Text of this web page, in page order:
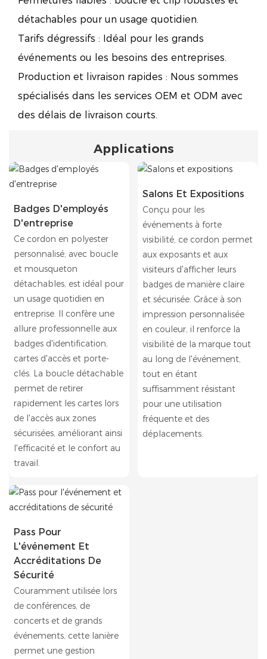
détachables pour un usage quotidien.
Tarifs dégressifs : Idéal pour les grands
événements ou les besoins des entreprises.
Production et livraison rapides : Nous sommes
spécialisés dans les services OEM et ODM avec
des délais de livraison courts.
Applications
Badges D'employés
D'entreprise
Ce cordon en polyester
personnalisé, avec boucle
et mousqueton
détachables, est idéal pour
un usage quotidien en
entreprise. Il confère une
allure professionnelle aux
badges d'identification,
cartes d'accès et porte-
clés. La boucle détachable
permet de retirer
rapidement les cartes lors
de l'accès aux zones
sécurisées, améliorant ainsi
l'efficacité et le confort au
travail.
Salons Et Expositions
Conçu pour les
événements à forte
visibilité, ce cordon permet
aux exposants et aux
visiteurs d'afficher leurs
badges de manière claire
et sécurisée. Grâce à son
impression personnalisée
en couleur, il renforce la
visibilité de la marque tout
au long de l'événement,
tout en étant
suffisamment résistant
pour une utilisation
fréquente et des
déplacements.
Pass Pour
L'événement Et
Accréditations De
Sécurité
Couramment utilisée lors
de conférences, de
concerts et de grands
événements, cette lanière
permet une gestion